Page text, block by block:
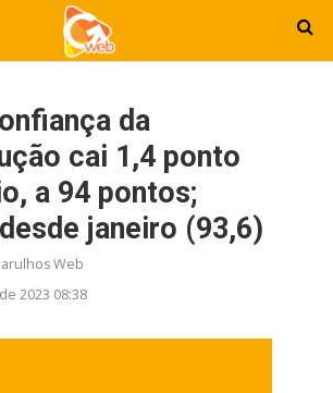
da
cai 1,4 ponto
a 94 pontos;
janeiro (93,6)
Web
2023 08:38